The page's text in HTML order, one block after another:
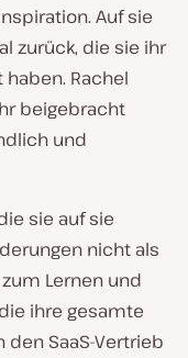
Auf sie
zurück, die sie ihr
Rachel
beigebracht
und
sie auf sie
nicht als
Lernen und
ihre gesamte
den SaaS-Vertrieb